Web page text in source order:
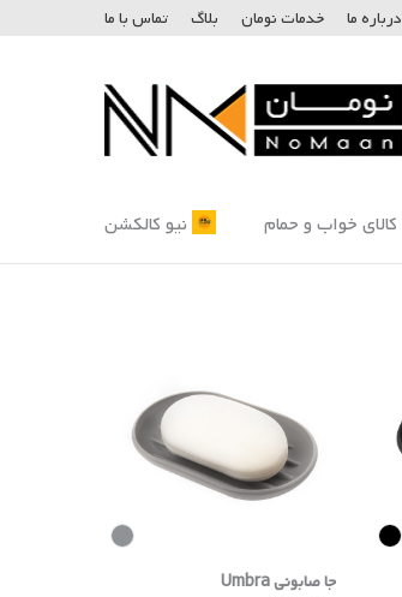
درباره ما خدمات نومان بلاگ تماس با ما
کالای خواب و حمام نیو کالکشن
جا صابونی Umbra